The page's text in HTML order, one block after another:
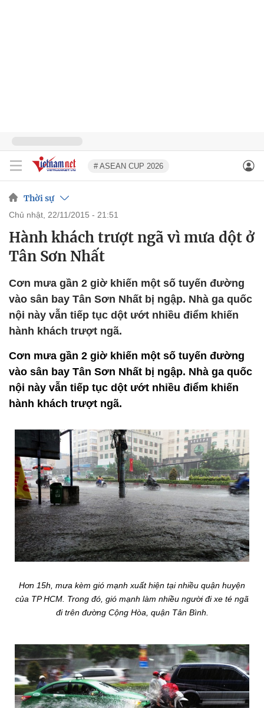
# ASEAN CUP 2026
Thời sự
chủ nhật, 22/11/2015 - 21:51
Hành khách trượt ngã vì mưa dột ở
Tân Sơn Nhất
Cơn mưa gần 2 giờ khiến một số tuyến đường
vào sân bay Tân Sơn Nhất bị ngập. Nhà ga quốc
nội này vẫn tiếp tục dột ướt nhiều điểm khiến
hành khách trượt ngã.
Cơn mưa gần 2 giờ khiến một số tuyến đường
vào sân bay Tân Sơn Nhất bị ngập. Nhà ga quốc
nội này vẫn tiếp tục dột ướt nhiều điểm khiến
hành khách trượt ngã.
Hơn 15h, mưa kèm gió mạnh xuất hiện tại nhiều quận huyện
của TP HCM. Trong đó, gió mạnh làm nhiều người đi xe té ngã
đi trên đường Cộng Hòa, quận Tân Bình.